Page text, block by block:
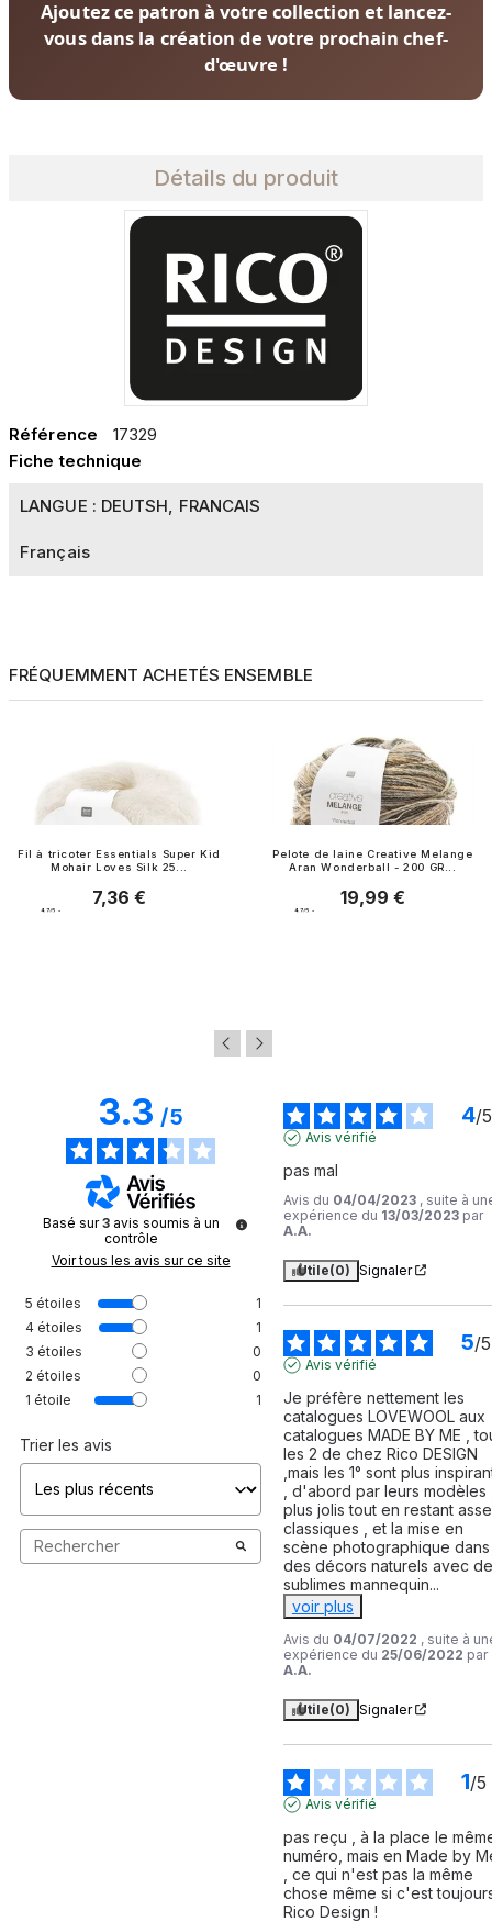
Ajoutez ce patron à votre collection et lancez-
vous dans la création de votre prochain chef-
d'œuvre !
Détails du produit
Référence
17329
Fiche technique
LANGUE : DEUTSH, FRANCAIS
Français
FRÉQUEMMENT ACHETÉS ENSEMBLE
Fil à tricoter Essentials Super Kid
Mohair Loves Silk 25...
Prix
7,36 €
4.7/5 -
Pelote de laine Creative Melange
Aran Wonderball - 200 GR...
Prix
19,99 €
4.7/5 -
3.3/5
Basé sur3 avis soumis à un
contrôle
Voir tous les avis sur ce site
5 étoiles
1
4 étoiles
1
3 étoiles
0
2 étoiles
0
1 étoile 1
Trier les avis
4/5
Avis vérifié
pas mal
Avis du 04/04/2023 , suite à
expérience du 13/03/2023 par
A.A.
Utile(0) Signaler
5/5
Avis vérifié
Je préfère nettement les
catalogues LOVEWOOL aux
catalogues MADE BY ME ,
les 2 de chez Rico DESIGN
,mais les 1° sont plus
, d'abord par leurs modèles
plus jolis tout en restant
classiques , et la mise en
scène photographique dans
des décors naturels avec de
sublimes mannequin...
voir plus
Avis du 04/07/2022 , suite à
expérience du 25/06/2022 par
A.A.
Utile(0) Signaler
1/5
Avis vérifié
pas reçu , à la place le
numéro, mais en Made by
, ce qui n'est pas la même
chose même si c'est
Rico Design !